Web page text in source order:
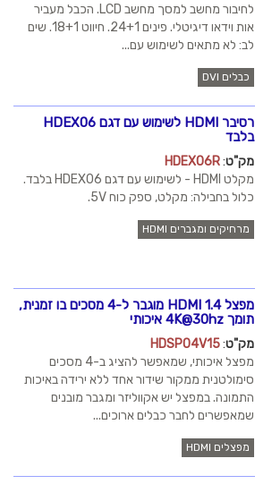
לחיבור מחשב למסך מחשב LCD. הכבל מעביר
אות וידאו דיגיטלי. פינים 24+1. חיווט 18+1. שים
לב: לא מתאים לשימוש עם...
כבלים DVI
רסיבר HDMI לשימוש עם דגם HDEX06
בלבד
מק"ט:
HDEX06R
מקלט HDMI - לשימוש עם דגם HDEX06 בלבד.
כלול בחבילה: מקלט, ספק כוח 5V.
מרחיקים ומגברים HDMI
מפצל HDMI 1.4 מוגבר ל-4 מסכים בו זמנית,
תומך 4K@30hz איכותי
מק"ט:
HDSP04V15
מפצל איכותי, שמאפשר להציג ב-4 מסכים
סימולטנית ממקור שידור אחד ללא ירידה באיכות
התמונה. במפצל יש אקווליזר ומגבר מובנים
שמאפשרים לחבר כבלים ארוכים...
מפצלים HDMI